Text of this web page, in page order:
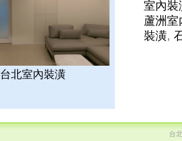
台北室內裝潢
室內裝
蘆洲室
裝潢,
台